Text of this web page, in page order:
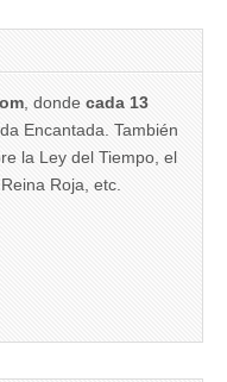
, donde cada 13
Encantada. También
la Ley del Tiempo, el
Roja, etc.